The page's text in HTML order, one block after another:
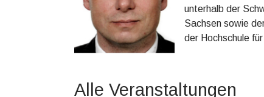
unterhalb der
Sachsen sowie
der Hochschule
Alle Veranstaltungen